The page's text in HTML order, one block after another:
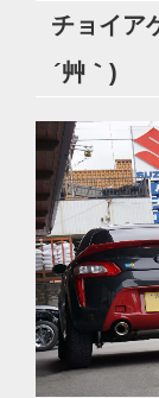
チョイア
´艸｀)